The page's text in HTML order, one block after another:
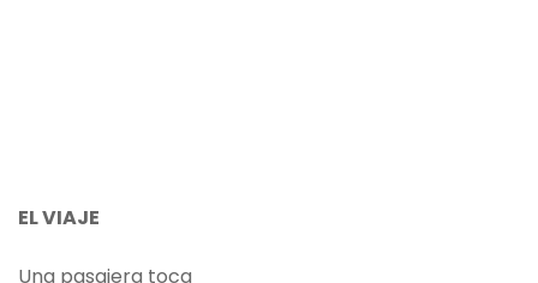
EL VIAJE
Una pasajera toca